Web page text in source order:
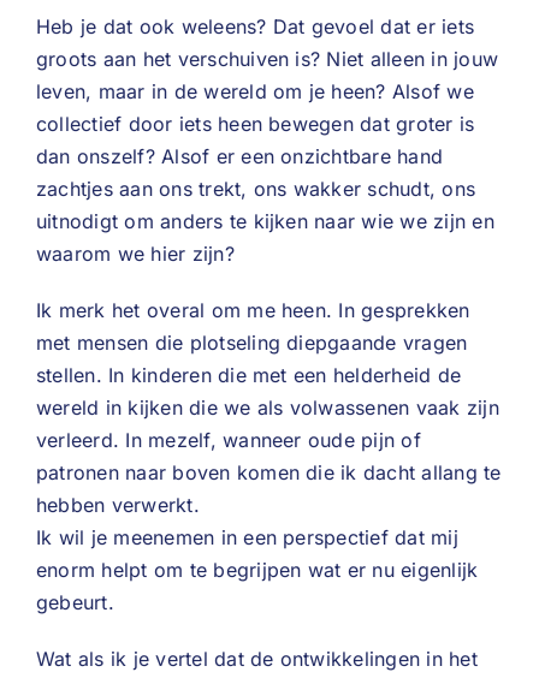
Heb je dat ook weleens? Dat gevoel dat er iets
groots aan het verschuiven is? Niet alleen in jouw
leven, maar in de wereld om je heen? Alsof we
collectief door iets heen bewegen dat groter is
dan onszelf? Alsof er een onzichtbare hand
zachtjes aan ons trekt, ons wakker schudt, ons
uitnodigt om anders te kijken naar wie we zijn en
waarom we hier zijn?
Ik merk het overal om me heen. In gesprekken
met mensen die plotseling diepgaande vragen
stellen. In kinderen die met een helderheid de
wereld in kijken die we als volwassenen vaak zijn
verleerd. In mezelf, wanneer oude pijn of
patronen naar boven komen die ik dacht allang te
hebben verwerkt.
Ik wil je meenemen in een perspectief dat mij
enorm helpt om te begrijpen wat er nu eigenlijk
gebeurt.
Wat als ik je vertel dat de ontwikkelingen in het